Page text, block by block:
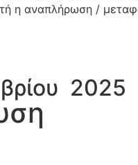
η αναπλήρωση /
2025